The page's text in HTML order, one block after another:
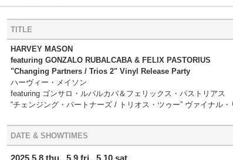
TITLE
HARVEY MASON
featuring GONZALO RUBALCABA & FELIX PASTORIUS
"Changing Partners / Trios 2" Vinyl Release Party
ハーヴィー・メイソン
featuring ゴンサロ・ルバルカバ＆フェリックス・パストリアス
“チェンジング・パートナーズ / トリオス・ツゥー” ヴァイナル
DATE & SHOWTIMES